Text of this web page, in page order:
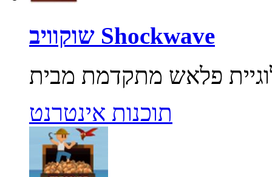
שוקוויב Shockwave
תוכנות אינטרנט